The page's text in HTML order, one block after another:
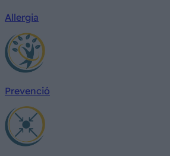
Allergia
Prevenció